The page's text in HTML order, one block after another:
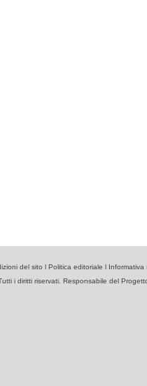
del sito l Politica editoriale l Informativa
i diritti riservati. Responsabile del